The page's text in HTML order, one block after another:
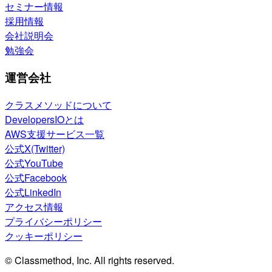
セミナー情報
採用情報
会社説明会
勉強会
運営会社
クラスメソッドについて
DevelopersIOとは
AWS支援サービス一覧
公式X(Twitter)
公式YouTube
公式Facebook
公式LinkedIn
アクセス情報
プライバシーポリシー
クッキーポリシー
© Classmethod, Inc. All rights reserved.